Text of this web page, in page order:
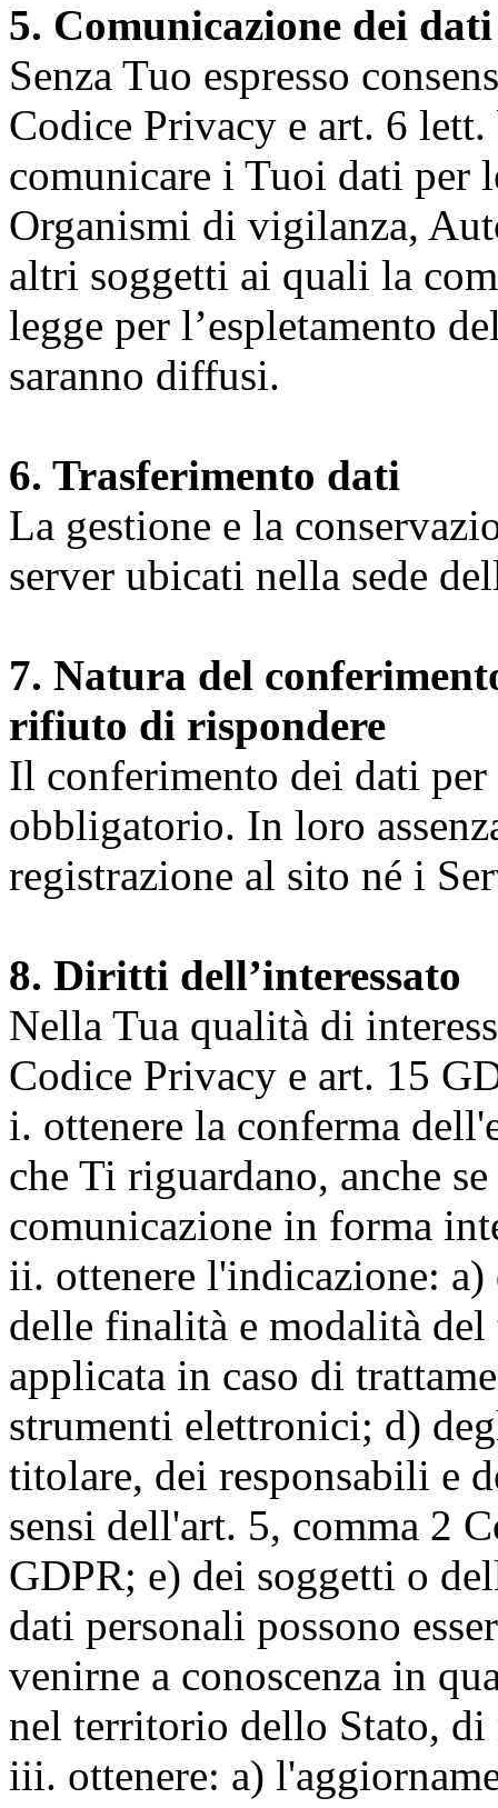
5. Comunicazione dei dati
Senza Tuo espresso
Codice Privacy e art. 6
comunicare i Tuoi dati per
Organismi di vigilanza,
altri soggetti ai quali la
legge per l’espletamento
saranno diffusi.
6. Trasferimento dati
La gestione e la
server ubicati nella sede
7. Natura del
rifiuto di rispondere
Il conferimento dei dati
obbligatorio. In loro
registrazione al sito né i
8. Diritti dell’interessato
Nella Tua qualità di
Codice Privacy e art. 15
i. ottenere la conferma
che Ti riguardano, anche
comunicazione in forma
ii. ottenere l'indicazione:
delle finalità e modalità
applicata in caso di
strumenti elettronici; d)
titolare, dei responsabili e
sensi dell'art. 5, comma 2
GDPR; e) dei soggetti o
dati personali possono
venirne a conoscenza in
nel territorio dello Stato,
iii. ottenere: a)